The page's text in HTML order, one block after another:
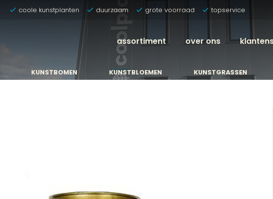
coole kunstplanten duurzaam grote voorraad topservice
assortiment over ons
KUNSTBOMEN KUNSTBLOEMEN KUNSTGRASSEN
KUNSTBOMEN KUNSTBLOEMEN KUNSTGRASSEN